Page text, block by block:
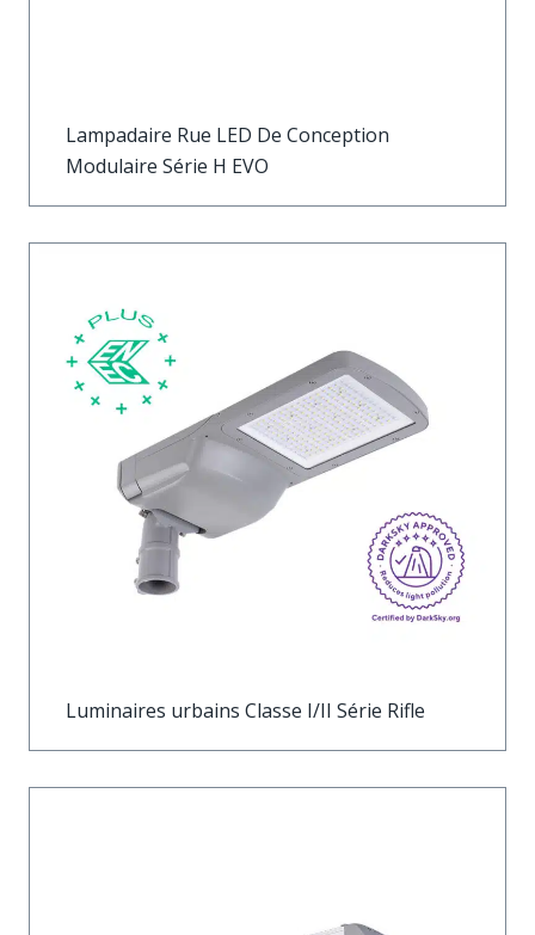
Lampadaire Rue LED De Conception
Modulaire Série H EVO
Luminaires urbains Classe I/II Série Rifle